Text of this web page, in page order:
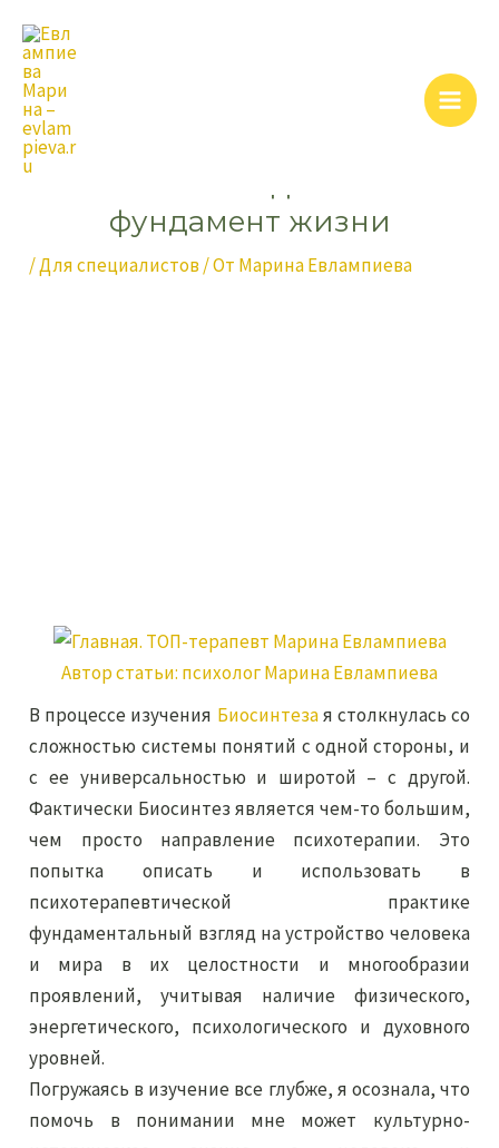
содержимому
/Для специалистов / От Марина Евлампиева
фундамент жизни
Автор статьи: психолог Марина Евлампиева
В процессе изучения Биосинтезая столкнулась со
сложностью системы понятий с одной стороны, и
с ее универсальностью и широтой – с другой.
Фактически Биосинтез является чем-то большим,
чем просто направление психотерапии. Это
попытка описать и использовать в
психотерапевтической практике
фундаментальный взгляд на устройство человека
и мира в их целостности и многообразии
проявлений, учитывая наличие физического,
энергетического, психологического и духовного
уровней.
Погружаясь в изучение все глубже, я осознала, что
помочь в понимании мне может культурно-
по